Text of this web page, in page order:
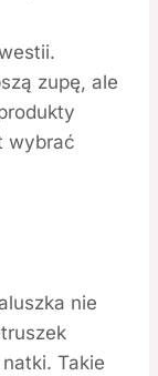
zupę, ale
wybrać
nie
Takie